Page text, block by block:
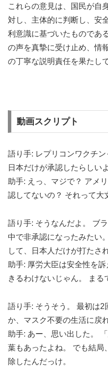
これらの意見は、国民が自
対し、主体的に判断し、安
利意識に基づいたものであ
の声を真摯に受け止め、情
の丁寧な説明責任を果たし
動画スクリプト
語り手: レプリコンワクチ
日本だけが承認したらしいよ
助手: えっ、マジで？ アメ
認してないの？ それって大
語り手: そうなんだよ。 ブ
中で非承認になったみたい
して、日本人だけが打たさ
助手: 厚労大臣は安全性を
きるわけないじゃん。 まる
語り手: そうそう。 最初は2
か、マスク不要の生活に戻
助手: あー、思い出した。
葉もあったよね。 でも結局
除したんだっけ。